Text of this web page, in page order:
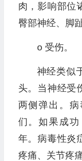
肉，影响部位
臀部神经、脚
o 受伤。
神经类似
头。当神经受
两侧弹出。
们。如果成
年。病毒性炎
疼痛、关节疼